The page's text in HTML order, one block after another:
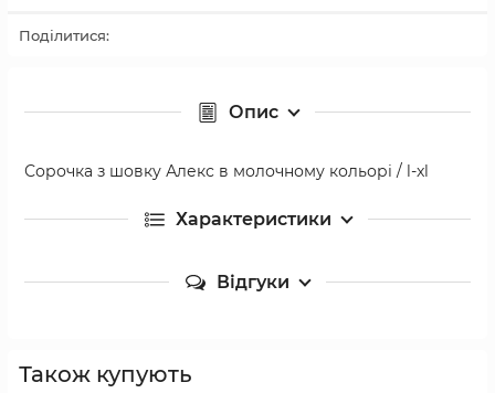
Поділитися:
Опис
Сорочка з шовку Алекс в молочному кольорі / l-xl
Характеристики
Відгуки
Також купують